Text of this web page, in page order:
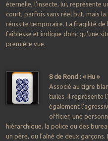
éternelle, l’insecte, lui, représente
court, parfois sans réel but, mais
réussite temporaire. La fragilité de
faiblesse et indique donc qu’une
première vue.
8 de Rond : « Hu »
Associé au tigre
tuiles. Il représente
également
officier, une
hiérarchique, la police ou des
un père, ou l’aîné de deux